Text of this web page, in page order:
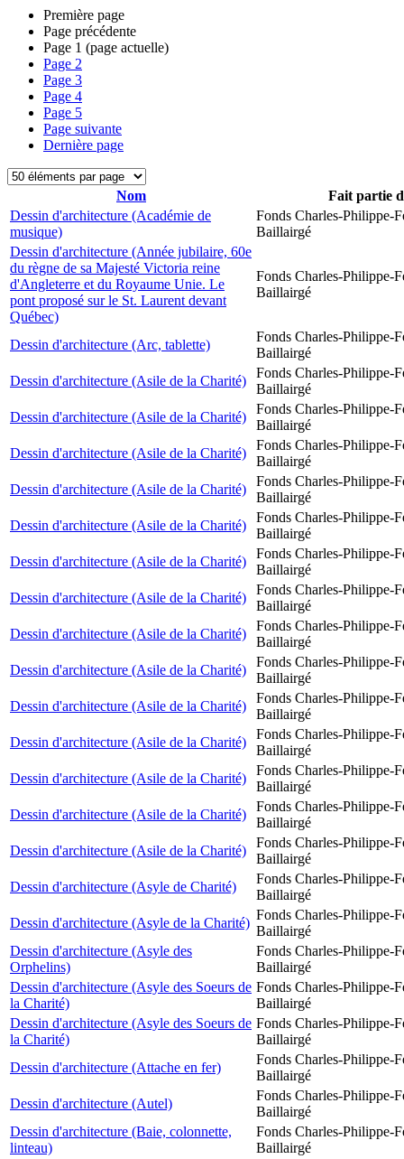
Première page
Page précédente
Page 1 (page actuelle)
Page 2
Page 3
Page 4
Page 5
Page suivante
Dernière page
Nom
Fait partie
Dessin d'architecture (Académie de
musique)
Fonds Charles-Philippe-
Baillairgé
Dessin d'architecture (Année jubilaire, 60e
du règne de sa Majesté Victoria reine
d'Angleterre et du Royaume Unie. Le
pont proposé sur le St. Laurent devant
Québec)
Fonds Charles-Philippe-
Baillairgé
Dessin d'architecture (Arc, tablette)
Fonds Charles-Philippe-
Baillairgé
Dessin d'architecture (Asile de la Charité)
Fonds Charles-Philippe-
Baillairgé
Dessin d'architecture (Asile de la Charité)
Fonds Charles-Philippe-
Baillairgé
Dessin d'architecture (Asile de la Charité)
Fonds Charles-Philippe-
Baillairgé
Dessin d'architecture (Asile de la Charité)
Fonds Charles-Philippe-
Baillairgé
Dessin d'architecture (Asile de la Charité)
Fonds Charles-Philippe-
Baillairgé
Dessin d'architecture (Asile de la Charité)
Fonds Charles-Philippe-
Baillairgé
Dessin d'architecture (Asile de la Charité)
Fonds Charles-Philippe-
Baillairgé
Dessin d'architecture (Asile de la Charité)
Fonds Charles-Philippe-
Baillairgé
Dessin d'architecture (Asile de la Charité)
Fonds Charles-Philippe-
Baillairgé
Dessin d'architecture (Asile de la Charité)
Fonds Charles-Philippe-
Baillairgé
Dessin d'architecture (Asile de la Charité)
Fonds Charles-Philippe-
Baillairgé
Dessin d'architecture (Asile de la Charité)
Fonds Charles-Philippe-
Baillairgé
Dessin d'architecture (Asile de la Charité)
Fonds Charles-Philippe-
Baillairgé
Dessin d'architecture (Asile de la Charité)
Fonds Charles-Philippe-
Baillairgé
Dessin d'architecture (Asyle de Charité)
Fonds Charles-Philippe-
Baillairgé
Dessin d'architecture (Asyle de la Charité)
Fonds Charles-Philippe-
Baillairgé
Dessin d'architecture (Asyle des
Orphelins)
Fonds Charles-Philippe-
Baillairgé
Dessin d'architecture (Asyle des Soeurs de
la Charité)
Fonds Charles-Philippe-
Baillairgé
Dessin d'architecture (Asyle des Soeurs de
la Charité)
Fonds Charles-Philippe-
Baillairgé
Dessin d'architecture (Attache en fer)
Fonds Charles-Philippe-
Baillairgé
Dessin d'architecture (Autel)
Fonds Charles-Philippe-
Baillairgé
Dessin d'architecture (Baie, colonnette,
linteau)
Fonds Charles-Philippe-
Baillairgé